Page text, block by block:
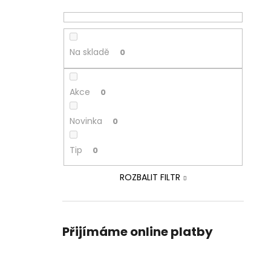
Na skladě 0
Akce 0
Novinka 0
Tip 0
ROZBALIT FILTR
Přijímáme online platby